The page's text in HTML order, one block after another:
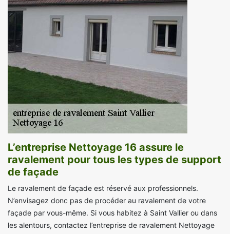
L’entreprise Nettoyage 16 assure le
ravalement pour tous les types de support
de façade
Le ravalement de façade est réservé aux professionnels.
N’envisagez donc pas de procéder au ravalement de votre
façade par vous-même. Si vous habitez à Saint Vallier ou dans
les alentours, contactez l’entreprise de ravalement Nettoyage